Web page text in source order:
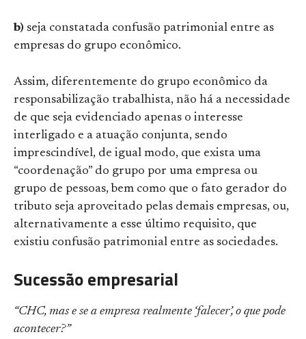
b) seja constatada confusão patrimonial entre as
empresas do grupo econômico.
Assim, diferentemente do grupo econômico da
responsabilização trabalhista, não há a necessidade
de que seja evidenciado apenas o interesse
interligado e a atuação conjunta, sendo
imprescindível, de igual modo, que exista uma
“coordenação” do grupo por uma empresa ou
grupo de pessoas, bem como que o fato gerador do
tributo seja aproveitado pelas demais empresas, ou,
alternativamente a esse último requisito, que
existiu confusão patrimonial entre as sociedades.
Sucessão empresarial
“CHC, mas e se a empresa realmente ‘falecer’, o que pode
acontecer?”